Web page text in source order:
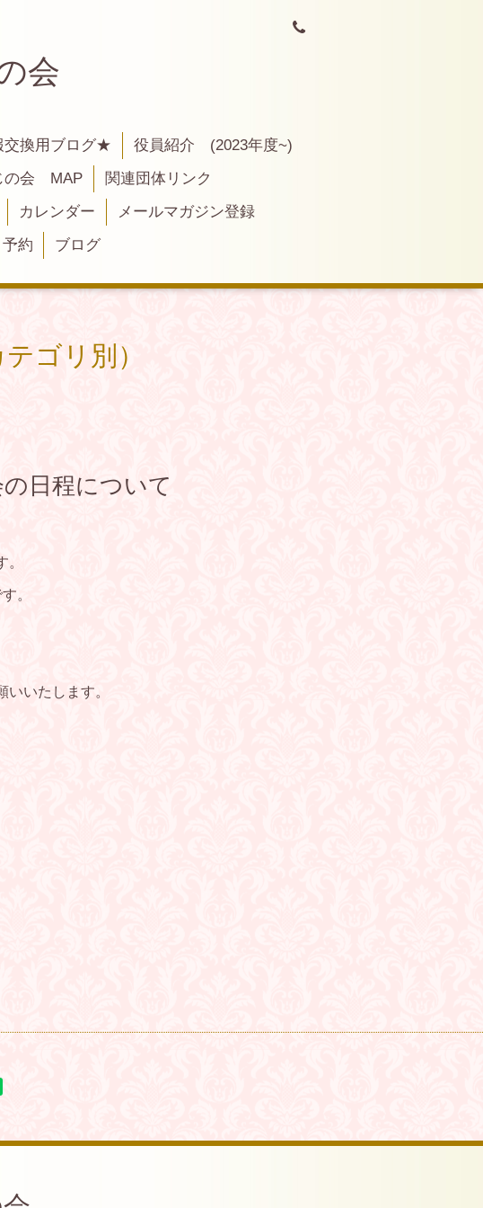
会
交換用ブログ★
役員紹介 (2023年度~)
の会 MAP
関連団体リンク
カレンダー
メールマガジン登録
約 ブログ
ゴリ別）
日程について
。
いたします。